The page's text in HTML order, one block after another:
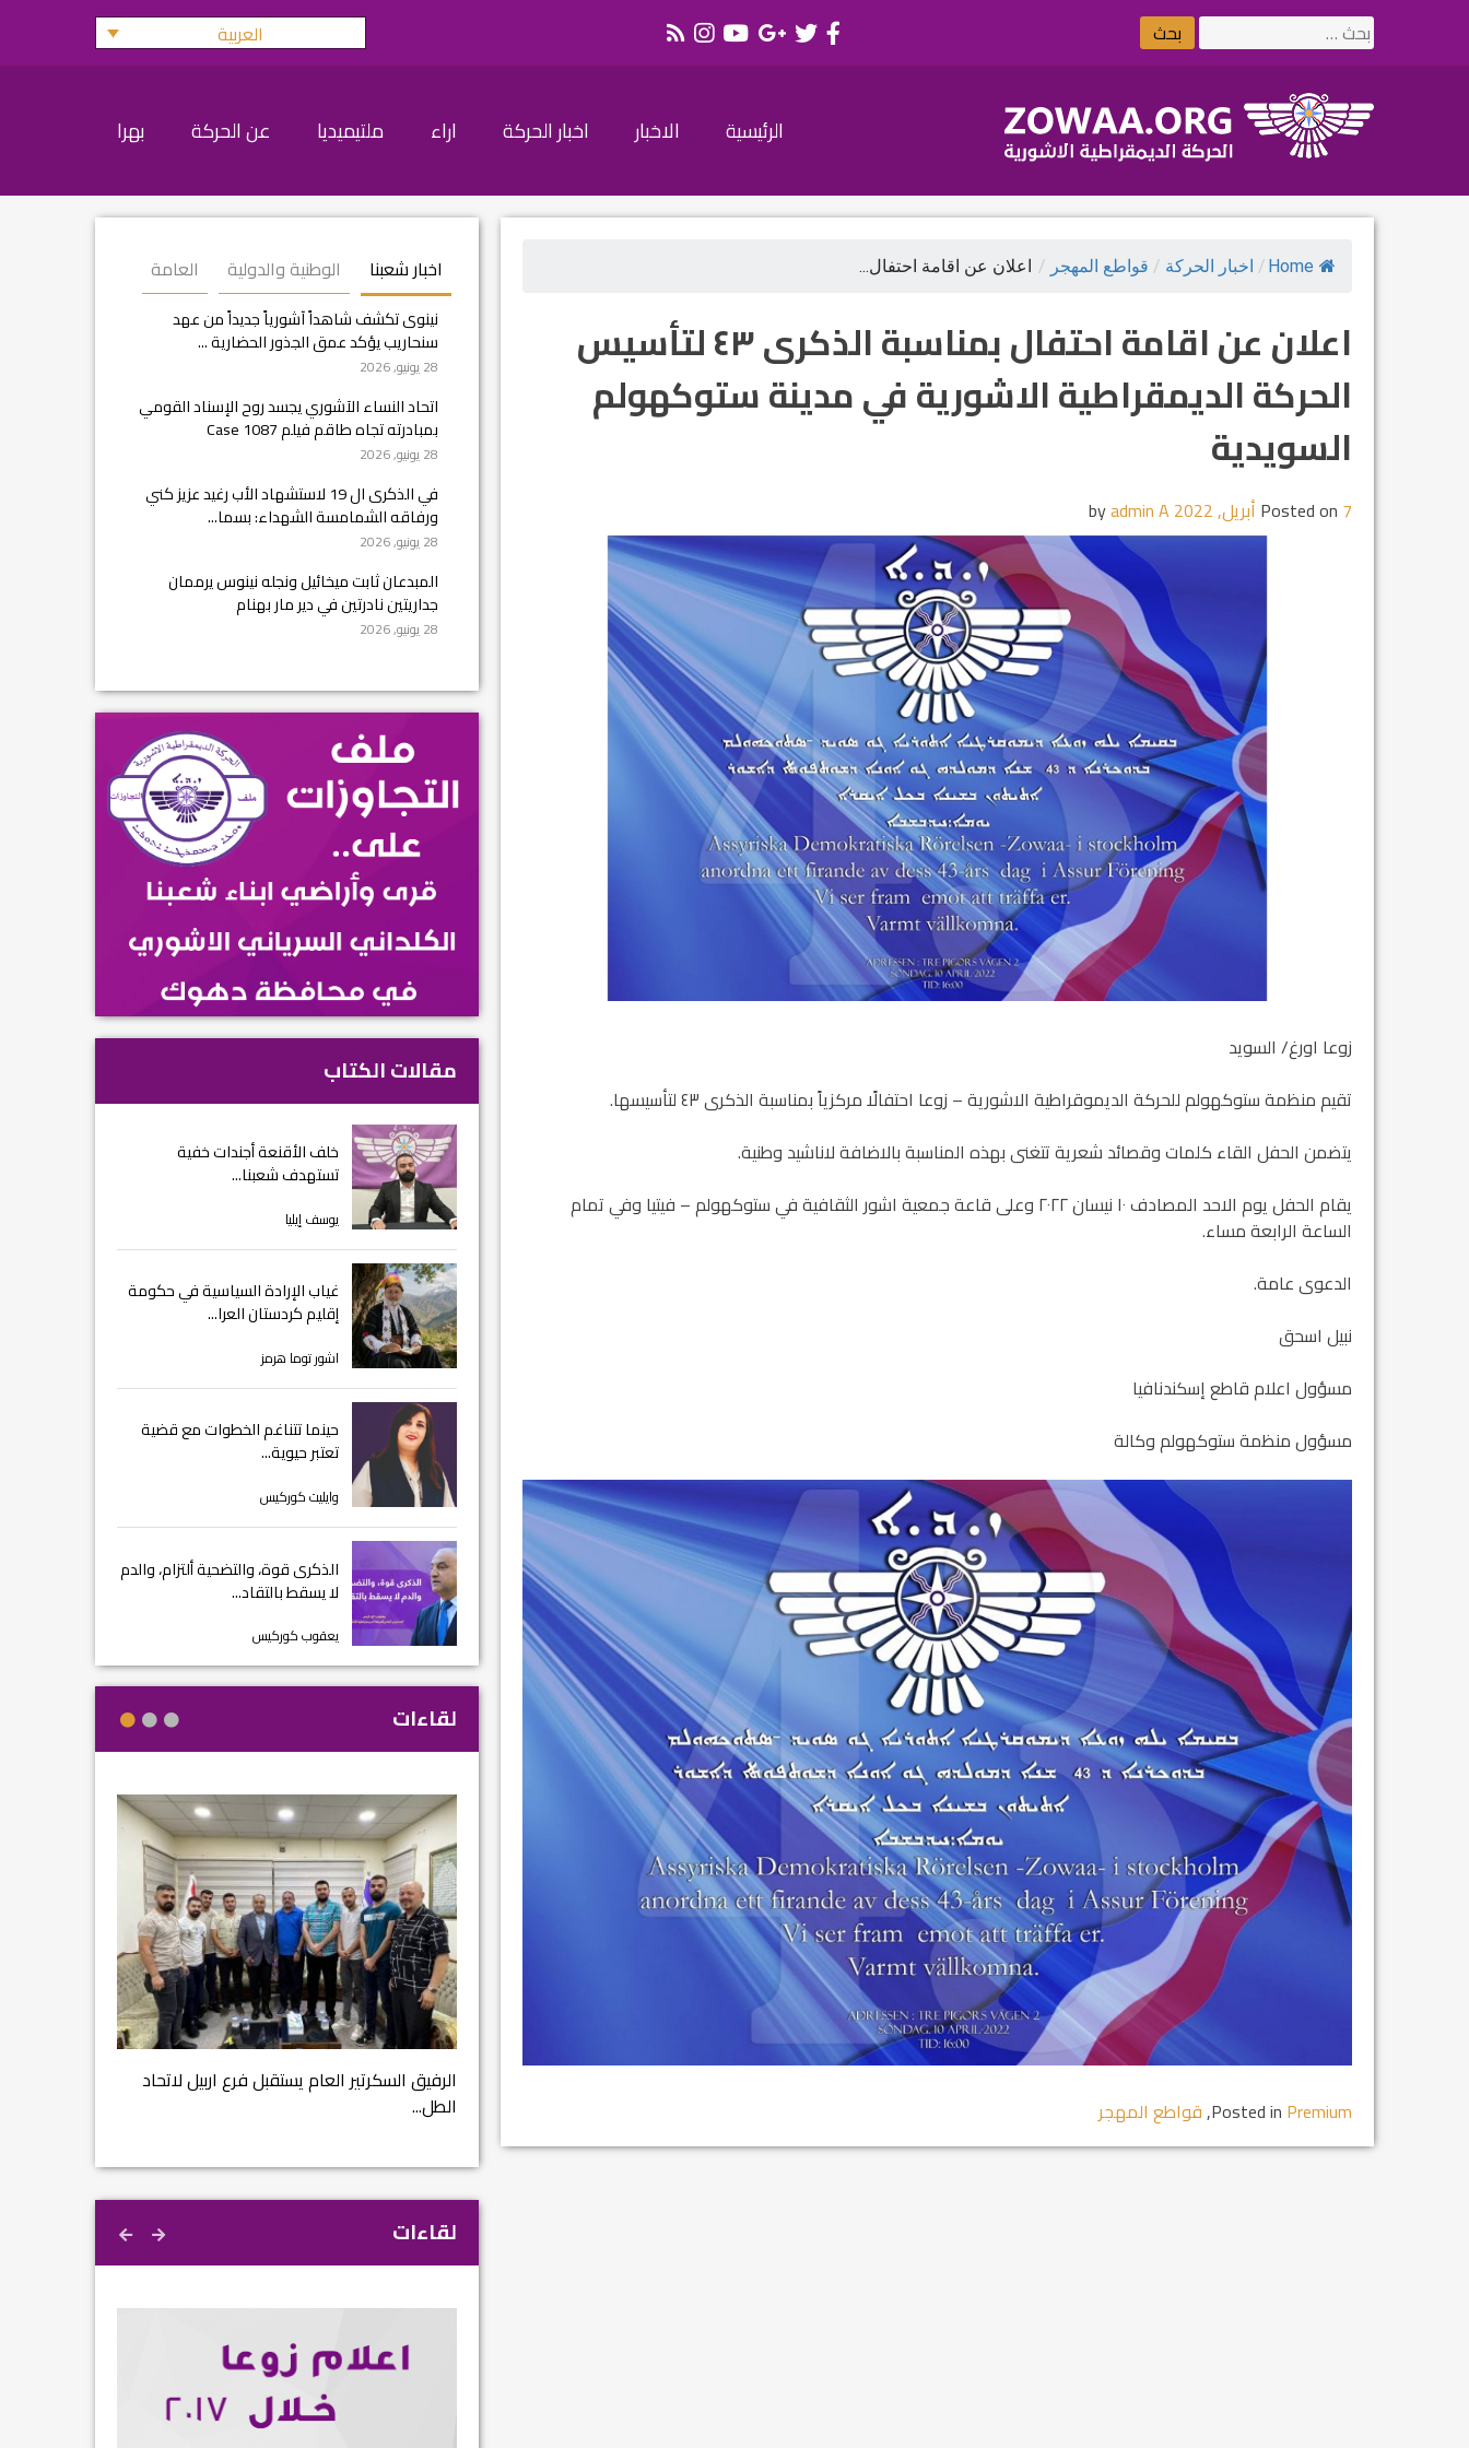
البحث
عن:
العربية
الرئيسية الاخبار اخبار الحركة اراء ملتيميديا عن الحركة بهرا
Home
/ اخبار الحركة / قواطع المهجر / اعلان عن اقامة احتفال...
اعلان عن اقامة احتفال بمناسبة الذكرى ٤٣ لتأسيس
الحركة الديمقراطية الاشورية في مدينة ستوكهولم
السويدية
Posted on 7 أبريل, 2022 admin A
زوعا اورغ/ السويد
تقيم منظمة ستوكهولم للحركة الديموقراطية الاشورية – زوعا احتفالًا مركزياً بمناسبة الذكرى ٤٣ لتأسيسها.
يتضمن الحفل القاء كلمات وقصائد شعرية تتغنى بهذه المناسبة بالاضافة لاناشيد وطنية.
يقام الحفل يوم الاحد المصادف ١٠ نيسان ٢٠٢٢ وعلى قاعة جمعية اشور الثقافية في ستوكهولم – فيتيا وفي تمام
الساعة الرابعة مساء.
الدعوى عامة.
نبيل اسحق
مسؤول اعلام قاطع إسكندنافيا
مسؤول منظمة ستوكهولم وكالة
Posted in Premium
,قواطع المهجر
اخبار شعبنا الوطنية والدولية العامة
نينوى تكشف شاهداً آشورياً جديداً من عهد
سنحاريب يؤكد عمق الجذور الحضارية ...
28 يونيو, 2026
اتحاد النساء الآشوري يجسد روح الإسناد القومي
بمبادرته تجاه طاقم فيلم Case 1087
28 يونيو, 2026
في الذكرى ال 19 لاستشهاد الأب رغيد عزيز كني
ورفاقه الشمامسة الشهداء: بسما...
28 يونيو, 2026
المبدعان ثابت ميخائيل ونجله نينوس يرممان
جداريتين نادرتين في دير مار بهنام
28 يونيو, 2026
مقالات الكتاب
خلف الأقنعة أجندات خفية
تستهدف شعبنا...
يوسف إيليا
غياب الإرادة السياسية في حكومة
إقليم كردستان العرا...
اشور توما هرمز
حينما تتناغم الخطوات مع قضية
تعتبر حيوية...
وايليت كوركيس
الذكرى قوة، والتضحية ألتزام، والدم
لا يسقط بالتقاد...
يعقوب كوركيس
لقاءات
مشروع إنقاذ مدينة النمرود الأثرية.. زوعا أورغ في
م...
الكاتب والباحث يعقوب ابونا .. الكتابة مسؤولية
كبير...
الرفيق السكرتير العام يستقبل فرع اربيل لاتحاد
الطل...
لقاءات